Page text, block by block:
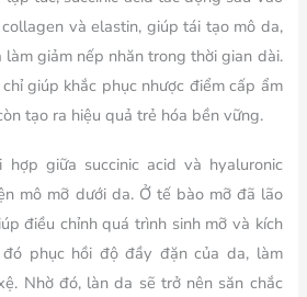
và elastin, giúp tái tạo mô da,
giảm nếp nhăn trong thời gian dài.
giúp khắc phục nhược điểm cấp ẩm
tạo ra hiệu quả trẻ hóa bền vững.
hợp giữa succinic acid và hyaluronic
mô mỡ dưới da. Ở tế bào mỡ đã lão
điều chỉnh quá trình sinh mỡ và kích
phục hồi độ đầy đặn của da, làm
Nhờ đó, làn da sẽ trở nên săn chắc